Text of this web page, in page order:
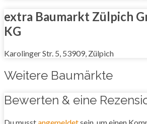
extra Baumarkt Zülpich
KG
Karolinger Str. 5, 53909, Zülpich
Weitere Baumärkte
Bewerten & eine